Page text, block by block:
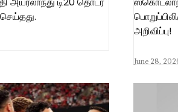
அறிவிப்பு!
June 28,